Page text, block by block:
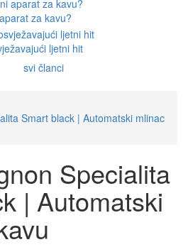
za kavu?
ljetni hit
svi članci
Smart black | Automatski mlinac
Specialita
| Automatski